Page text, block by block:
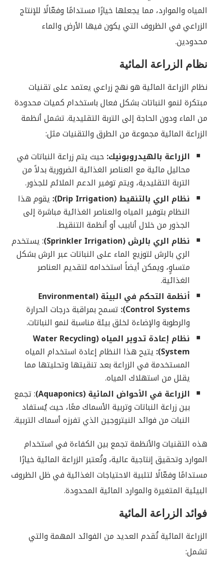
المياه والموارد، مما يجعلها خيارًا مستدامًا وفعّالًا للإنتاج
الزراعي في الظروف التي يكون فيها الأرض والماء
محدودين.
نظام الزراعة المائية
نظام الزراعة المائية هو نهج زراعي يعتمد على تقنيات
مبتكرة لنمو النباتات بشكل فعال باستخدام كميات محدودة
من الماء ودون الحاجة إلى التربة التقليدية. تشمل أنظمة
الزراعة المائية مجموعة من الطرق والتقنيات مثل:
الزراعة بالهيدروبونيك: حيث يتم زراعة النباتات في
محاليل مائية مع العناصر الغذائية الضرورية بدلاً من
التربة التقليدية، ويتم توفير الدعم الملائم للجذور.
نظام الري بالتنقيط (Drip Irrigation):
يقوم هذا
النظام بتوفير المياه والعناصر الغذائية مباشرة إلى
الجذور من خلال أنابيب أو أنظمة التنقيط.
نظام الري بالرش (Sprinkler Irrigation)
: يستخدم
الري بالرش لتوزيع الماء على النباتات عبر الرش بشكل
متساوٍ، ويمكن أيضاً استخدامه لتقديم العناصر
الغذائية.
أنظمة التحكم في البيئة (Environmental
Control Systems): تسمح بمراقبة درجات الحرارة
والرطوبة والإضاءة لخلق بيئة مناسبة لنمو النباتات.
نظام إعادة تدوير المياه (Water Recycling
System): يتيح هذا النظام إعادة استخدام المياه
المستخدمة في الزراعة بعد تنقيتها وتحليتها مما
يقلل من استهلاك المياه.
الزراعة في الأحواض المائية (Aquaponics)
: تجمع
بين زراعة النباتات وتربية الأسماك معًا، حيث يُستفاد
النبات من فوائد النيتروجين الذي تفرزه أسماك التربية.
هذه التقنيات والأنظمة تجمع بين الكفاءة في استخدام
الموارد وتحقيق إنتاجية عالية، وتُعتبر الزراعة المائية خيارًا
مستدامًا وفعّالًا لتلبية الاحتياجات الغذائية في ظل الظروف
البيئية المتغيرة والموارد المائية المحدودة.
فوائد الزراعة المائية
الزراعة المائية تُقدم العديد من الفوائد المهمة والتي
تشمل: